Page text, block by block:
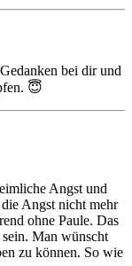
bei dir und
😇
Angst und
Angst nicht mehr
ohne Paule. Das
Man wünscht
zu können. So wie